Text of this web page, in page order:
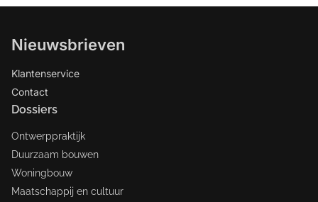
Nieuwsbrieven
Klantenservice
Contact
Dossiers
Ontwerppraktijk
Duurzaam bouwen
Woningbouw
Maatschappij en cultuur